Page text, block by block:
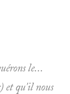
le...
et qu'il nous